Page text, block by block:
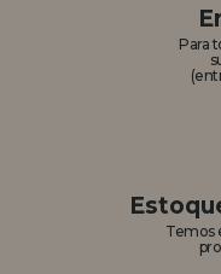
Para
Temos